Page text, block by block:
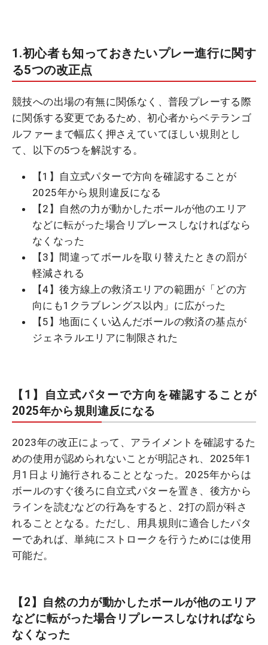
1.初心者も知っておきたいプレー進行に関す
る5つの改正点
競技への出場の有無に関係なく、普段プレーする際
に関係する変更であるため、初心者からベテランゴ
ルファーまで幅広く押さえていてほしい規則とし
て、以下の5つを解説する。
【1】自立式パターで方向を確認することが
2025年から規則違反になる
【2】自然の力が動かしたボールが他のエリア
などに転がった場合リプレースしなければなら
なくなった
【3】間違ってボールを取り替えたときの罰が
軽減される
【4】後方線上の救済エリアの範囲が「どの方
向にも1クラブレングス以内」に広がった
【5】地面にくい込んだボールの救済の基点が
ジェネラルエリアに制限された
【1】自立式パターで方向を確認することが
2025年から規則違反になる
2023年の改正によって、アライメントを確認するた
めの使用が認められないことが明記され、2025年1
月1日より施行されることとなった。2025年からは
ボールのすぐ後ろに自立式パターを置き、後方から
ラインを読むなどの行為をすると、2打の罰が科さ
れることとなる。ただし、用具規則に適合したパタ
ーであれば、単純にストロークを行うためには使用
可能だ。
【2】自然の力が動かしたボールが他のエリア
などに転がった場合リプレースしなければなら
なくなった